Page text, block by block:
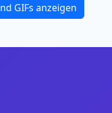
GIFs anzeigen